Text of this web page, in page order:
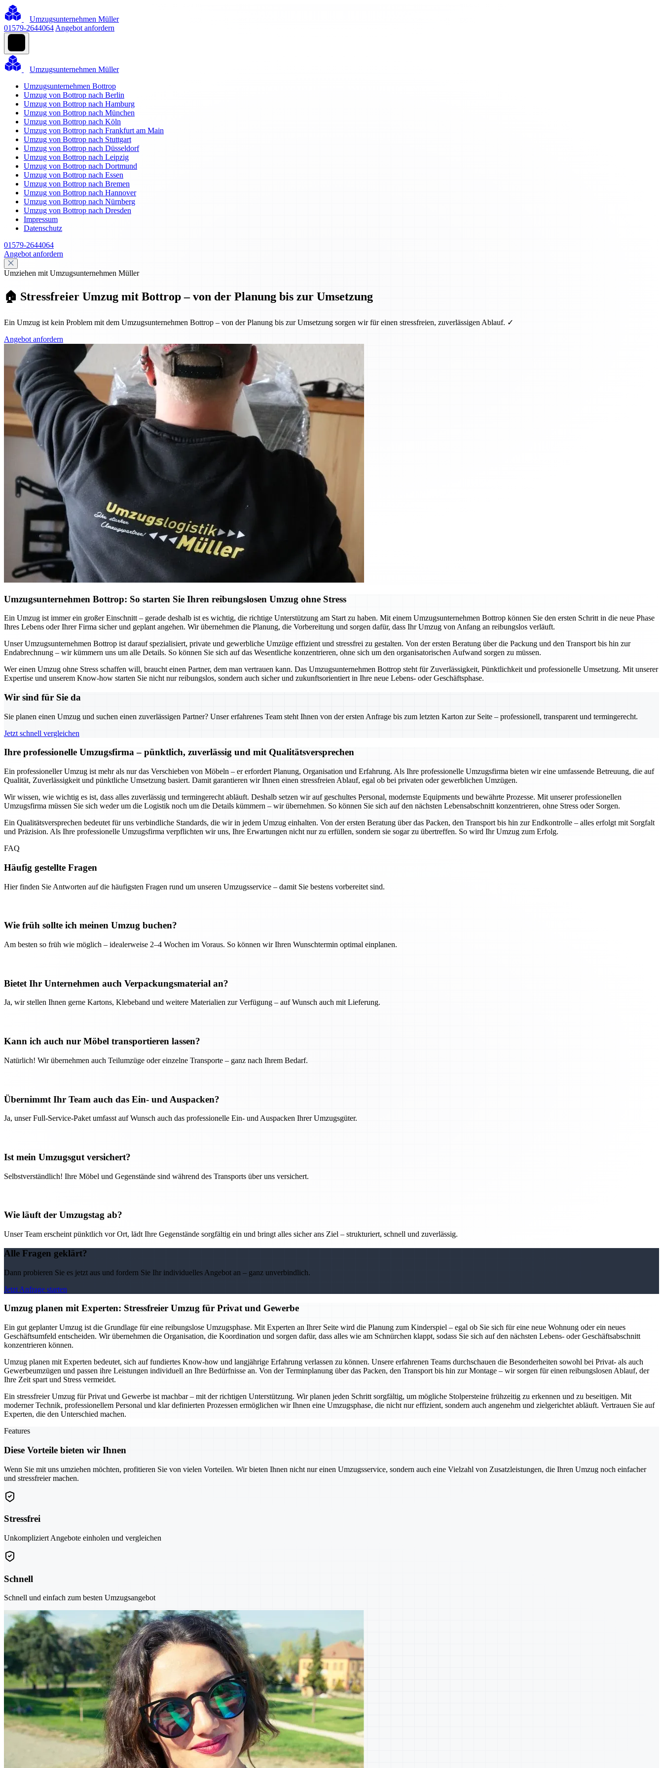
Umzugsunternehmen Müller
01579-2644064 Angebot anfordern
Umzugsunternehmen Müller
Umzugsunternehmen Bottrop
Umzug von Bottrop nach Berlin
Umzug von Bottrop nach Hamburg
Umzug von Bottrop nach München
Umzug von Bottrop nach Köln
Umzug von Bottrop nach Frankfurt am Main
Umzug von Bottrop nach Stuttgart
Umzug von Bottrop nach Düsseldorf
Umzug von Bottrop nach Leipzig
Umzug von Bottrop nach Dortmund
Umzug von Bottrop nach Essen
Umzug von Bottrop nach Bremen
Umzug von Bottrop nach Hannover
Umzug von Bottrop nach Nürnberg
Umzug von Bottrop nach Dresden
Impressum
Datenschutz
01579-2644064
Angebot anfordern
Umziehen mit Umzugsunternehmen Müller
🏠 Stressfreier Umzug mit Bottrop – von der Planung bis zur Umsetzung
Ein Umzug ist kein Problem mit dem Umzugsunternehmen Bottrop – von der Planung bis zur Umsetzung sorgen wir für einen stressfreien, zuverlässigen Ablauf. ✓
Angebot anfordern
Umzugsunternehmen Bottrop: So starten Sie Ihren reibungslosen Umzug ohne Stress
Ein Umzug ist immer ein großer Einschnitt – gerade deshalb ist es wichtig, die richtige Unterstützung am Start zu haben. Mit einem Umzugsunternehmen Bottrop können Sie den ersten Schritt in die neue Phase
Ihres Lebens oder Ihrer Firma sicher und geplant angehen. Wir übernehmen die Planung, die Vorbereitung und sorgen dafür, dass Ihr Umzug von Anfang an reibungslos verläuft.
Unser Umzugsunternehmen Bottrop ist darauf spezialisiert, private und gewerbliche Umzüge effizient und stressfrei zu gestalten. Von der ersten Beratung über die Packung und den Transport bis hin zur
Endabrechnung – wir kümmern uns um alle Details. So können Sie sich auf das Wesentliche konzentrieren, ohne sich um den organisatorischen Aufwand sorgen zu müssen.
Wer einen Umzug ohne Stress schaffen will, braucht einen Partner, dem man vertrauen kann. Das Umzugsunternehmen Bottrop steht für Zuverlässigkeit, Pünktlichkeit und professionelle Umsetzung. Mit unserer
Expertise und unserem Know-how starten Sie nicht nur reibungslos, sondern auch sicher und zukunftsorientiert in Ihre neue Lebens- oder Geschäftsphase.
Wir sind für Sie da
Sie planen einen Umzug und suchen einen zuverlässigen Partner? Unser erfahrenes Team steht Ihnen von der ersten Anfrage bis zum letzten Karton zur Seite – professionell, transparent und termingerecht.
Jetzt schnell vergleichen
Ihre professionelle Umzugsfirma – pünktlich, zuverlässig und mit Qualitätsversprechen
Ein professioneller Umzug ist mehr als nur das Verschieben von Möbeln – er erfordert Planung, Organisation und Erfahrung. Als Ihre professionelle Umzugsfirma bieten wir eine umfassende Betreuung, die auf
Qualität, Zuverlässigkeit und pünktliche Umsetzung basiert. Damit garantieren wir Ihnen einen stressfreien Ablauf, egal ob bei privaten oder gewerblichen Umzügen.
Wir wissen, wie wichtig es ist, dass alles zuverlässig und termingerecht abläuft. Deshalb setzen wir auf geschultes Personal, modernste Equipments und bewährte Prozesse. Mit unserer professionellen
Umzugsfirma müssen Sie sich weder um die Logistik noch um die Details kümmern – wir übernehmen. So können Sie sich auf den nächsten Lebensabschnitt konzentrieren, ohne Stress oder Sorgen.
Ein Qualitätsversprechen bedeutet für uns verbindliche Standards, die wir in jedem Umzug einhalten. Von der ersten Beratung über das Packen, den Transport bis hin zur Endkontrolle – alles erfolgt mit Sorgfalt
und Präzision. Als Ihre professionelle Umzugsfirma verpflichten wir uns, Ihre Erwartungen nicht nur zu erfüllen, sondern sie sogar zu übertreffen. So wird Ihr Umzug zum Erfolg.
FAQ
Häufig gestellte Fragen
Hier finden Sie Antworten auf die häufigsten Fragen rund um unseren Umzugsservice – damit Sie bestens vorbereitet sind.
Wie früh sollte ich meinen Umzug buchen?
Am besten so früh wie möglich – idealerweise 2–4 Wochen im Voraus. So können wir Ihren Wunschtermin optimal einplanen.
Bietet Ihr Unternehmen auch Verpackungsmaterial an?
Ja, wir stellen Ihnen gerne Kartons, Klebeband und weitere Materialien zur Verfügung – auf Wunsch auch mit Lieferung.
Kann ich auch nur Möbel transportieren lassen?
Natürlich! Wir übernehmen auch Teilumzüge oder einzelne Transporte – ganz nach Ihrem Bedarf.
Übernimmt Ihr Team auch das Ein- und Auspacken?
Ja, unser Full-Service-Paket umfasst auf Wunsch auch das professionelle Ein- und Auspacken Ihrer Umzugsgüter.
Ist mein Umzugsgut versichert?
Selbstverständlich! Ihre Möbel und Gegenstände sind während des Transports über uns versichert.
Wie läuft der Umzugstag ab?
Unser Team erscheint pünktlich vor Ort, lädt Ihre Gegenstände sorgfältig ein und bringt alles sicher ans Ziel – strukturiert, schnell und zuverlässig.
Alle Fragen geklärt?
Dann probieren Sie es jetzt aus und fordern Sie Ihr individuelles Angebot an – ganz unverbindlich.
Jetzt Anfrage starten
Umzug planen mit Experten: Stressfreier Umzug für Privat und Gewerbe
Ein gut geplanter Umzug ist die Grundlage für eine reibungslose Umzugsphase. Mit Experten an Ihrer Seite wird die Planung zum Kinderspiel – egal ob Sie sich für eine neue Wohnung oder ein neues
Geschäftsumfeld entscheiden. Wir übernehmen die Organisation, die Koordination und sorgen dafür, dass alles wie am Schnürchen klappt, sodass Sie sich auf den nächsten Lebens- oder Geschäftsabschnitt
konzentrieren können.
Umzug planen mit Experten bedeutet, sich auf fundiertes Know-how und langjährige Erfahrung verlassen zu können. Unsere erfahrenen Teams durchschauen die Besonderheiten sowohl bei Privat- als auch
Gewerbeumzügen und passen ihre Leistungen individuell an Ihre Bedürfnisse an. Von der Terminplanung über das Packen, den Transport bis hin zur Montage – wir sorgen für einen reibungslosen Ablauf, der
Ihre Zeit spart und Stress vermeidet.
Ein stressfreier Umzug für Privat und Gewerbe ist machbar – mit der richtigen Unterstützung. Wir planen jeden Schritt sorgfältig, um mögliche Stolpersteine frühzeitig zu erkennen und zu beseitigen. Mit
moderner Technik, professionellem Personal und klar definierten Prozessen ermöglichen wir Ihnen eine Umzugsphase, die nicht nur effizient, sondern auch angenehm und zielgerichtet abläuft. Vertrauen Sie auf
Experten, die den Unterschied machen.
Features
Diese Vorteile bieten wir Ihnen
Wenn Sie mit uns umziehen möchten, profitieren Sie von vielen Vorteilen. Wir bieten Ihnen nicht nur einen Umzugsservice, sondern auch eine Vielzahl von Zusatzleistungen, die Ihren Umzug noch einfacher
und stressfreier machen.
Stressfrei
Unkompliziert Angebote einholen und vergleichen
Schnell
Schnell und einfach zum besten Umzugsangebot